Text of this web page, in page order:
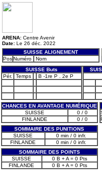
ARENA: Centre Avenir
Date: Le 26 déc. 2022
SUISSE ALIGNEMENT
PosNuméro Nom
SUISSE Buts
Pér.
Temps B -1re P . 2e P
CHANCES EN AVANTAGE NUMÉRIQUE
SUISSE
0 / 0
FINLANDE
0 / 0
SOMMAIRE DES PUNITIONS
SUISSE
0 min / 0 infr.
FINLANDE
0 min / 0 infr.
SOMMAIRE DES POINTS
SUISSE
0 B + A = 0 Pts
FINLANDE
0 B + A = 0 Pts